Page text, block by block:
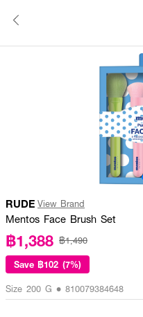
RUDE View Brand
Mentos Face Brush Set
฿1,388 ฿1,490
Save ฿102 (7%)
Size 200 G • 810079384648